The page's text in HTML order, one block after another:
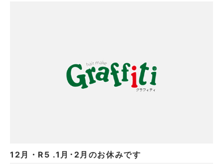
12月・R5 .1月･2月のお休みです